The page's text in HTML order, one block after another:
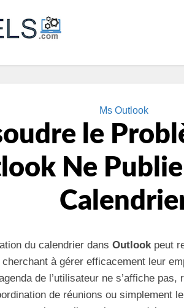
Ms Outlook
le
Ne
du calendrier dans Outlookpeut
à gérer efficacement leur
de l’utilisateur ne s’affiche
de réunions ou simplement